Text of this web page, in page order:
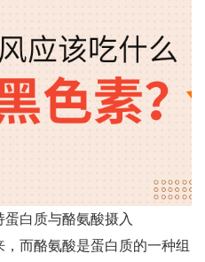
白质与酪氨酸摄入
而酪氨酸是蛋白质的一种组